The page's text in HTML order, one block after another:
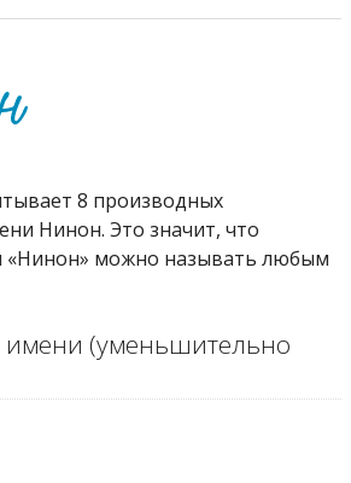
8 производных
Нинон. Это значит, что
«Нинон» можно называть любым
имени (уменьшительно